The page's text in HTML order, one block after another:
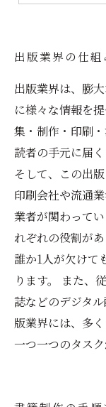
出版業界の仕組
出版業界は、膨
に様々な情報を
集・制作・印刷
読者の手元に届
そして、この出
印刷会社や流通
業者が関わって
れぞれの役割が
誰か1人が欠けて
ります。 また、
誌などのデジタ
版業界には、多
一つ一つのタス